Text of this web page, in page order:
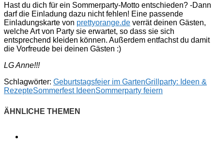
Hast du dich für ein Sommerparty-Motto entschieden? -Dann
darf die Einladung dazu nicht fehlen! Eine passende
Einladungskarte von prettyorange.de verrät deinen Gästen,
welche Art von Party sie erwartet, so dass sie sich
entsprechend kleiden können. Außerdem entfachst du damit
die Vorfreude bei deinen Gästen :)
LG Anne!!!
Schlagwörter: Geburtstagsfeier im GartenGrillparty: Ideen &
RezepteSommerfest IdeenSommerparty feiern